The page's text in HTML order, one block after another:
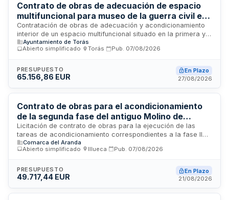
Contrato de obras de adecuación de espacio
multifuncional para museo de la guerra civil en
Torás
Contratación de obras de adecuación y acondicionamiento
interior de un espacio multifuncional situado en la primera y
segunda planta de un edificio municipal para albergar salas
de exposiciones dedicadas a la guerra civil española desde
estas obras de albañilería y construcción mediante
procedimiento abierto simplificado, financiadas por una
Ayuntamiento de Torás
Abierto simplificado
Torás Pub. 07/08/2026
PRESUPUESTO
65.156,86 EUR
En Plazo
27/08/2026
Contrato de obras para el acondicionamiento
de la segunda fase del antiguo Molino de
Sestrica
Licitación de contrato de obras para la ejecución de las
tareas de acondicionamiento correspondientes a la fase II
del antiguo Molino de Sestrica, conforme al proyecto
aprobado por la Administración. Las obras serán
contratación, que ejercerá las funciones de responsable del
contrato con facultades de inspección, comprobación y
Comarca del Aranda
Abierto simplificado
Illueca Pub. 07/08/2026
PRESUPUESTO
49.717,44 EUR
En Plazo
21/08/2026